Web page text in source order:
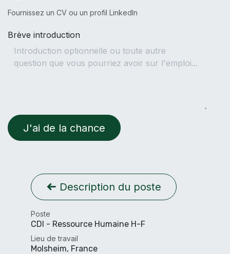
Fournissez un CV ou un profil LinkedIn
Brève introduction
J'ai de la chance
Description du poste
Poste
CDI - Ressource Humaine H-F
Lieu de travail
Molsheim, France